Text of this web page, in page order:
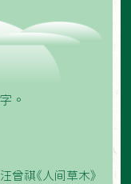
。
汪曾祺《人间草木》